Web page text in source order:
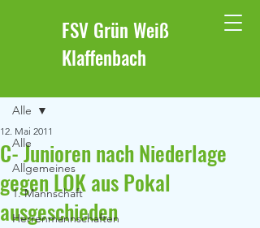
FSV Grün Weiß
Klaffenbach
Alle
Allgemeines
1. Mannschaft
Herrenmannschaften
Alle
C- Junioren nach Niederlage
gegen LOK aus Pokal
ausgeschieden
12. Mai 2011